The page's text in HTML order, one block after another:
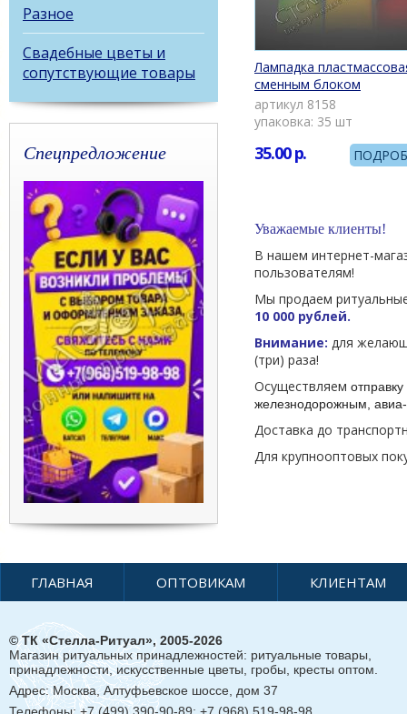
Разное
Свадебные цветы и
сопутствующие товары
Спецпредложение
Лампадка
сменным блоком
артикул 8158
упаковка: 35 шт
35.00р.
Уважаемые клиенты!
В нашем интернет-
пользователям!
Мы продаем
10 000 рублей.
Внимание: для
(три) раза!
Осуществляем
железнодорожным,
Доставка до
Для крупнооптовых
ГЛАВНАЯ ОПТОВИКАМ КЛИЕНТАМ
© ТК «Стелла-Ритуал», 2005-2026
Магазин ритуальных принадлежностей: ритуальные товары,
принадлежности, искусственные цветы, гробы, кресты оптом.
Адрес:Москва, Алтуфьевское шоссе, дом 37